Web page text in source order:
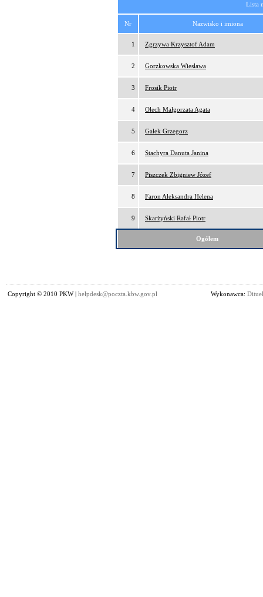
Lista
Nr Nazwisko i imiona
1 Zgrzywa Krzysztof Adam
2 Gorzkowska Wiesława
3 Frosik Piotr
4 Olech Małgorzata Agata
5 Gałek Grzegorz
6 Stachyra Danuta Janina
7 Piszczek Zbigniew Józef
8 Faron Aleksandra Helena
9 Skarżyński Rafał Piotr
Ogółem
Copyright © 2010 PKW | helpdesk@poczta.kbw.gov.pl Wykonawca: